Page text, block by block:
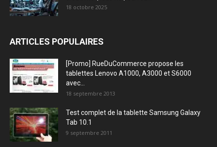
18 octobre 2025
ARTICLES POPULAIRES
[Promo] RueDuCommerce propose les
tablettes Lenovo A1000, A3000 et S6000
avec...
18 septembre 2013
Test complet de la tablette Samsung Galaxy
Tab 10.1
9 septembre 2011